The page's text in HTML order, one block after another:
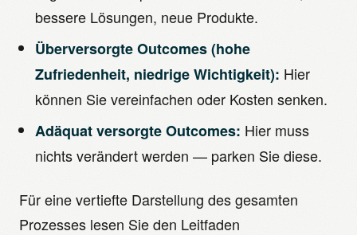
bessere Lösungen, neue Produkte.
Überversorgte Outcomes (hohe
Zufriedenheit, niedrige Wichtigkeit): Hier
können Sie vereinfachen oder Kosten senken.
Adäquat versorgte Outcomes: Hier muss
nichts verändert werden — parken Sie diese.
Für eine vertiefte Darstellung des gesamten
Prozesses lesen Sie den Leitfaden